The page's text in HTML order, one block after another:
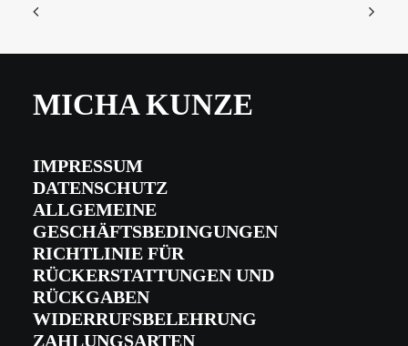
MICHA KUNZE
IMPRESSUM
DATENSCHUTZ
ALLGEMEINE
GESCHÄFTSBEDINGUNGEN
RICHTLINIE FÜR
RÜCKERSTATTUNGEN UND
RÜCKGABEN
WIDERRUFSBELEHRUNG
ZAHLUNGSARTEN